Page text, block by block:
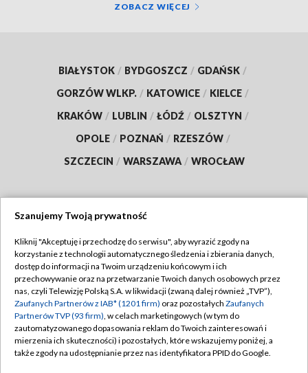
ZOBACZ WIĘCEJ
BIAŁYSTOK / BYDGOSZCZ / GDAŃSK /
GORZÓW WLKP. / KATOWICE / KIELCE /
KRAKÓW / LUBLIN / ŁÓDŹ / OLSZTYN /
OPOLE / POZNAŃ / RZESZÓW /
SZCZECIN / WARSZAWA / WROCŁAW
TVP
Abonament TVP
Emisja w TVP
Centrum informacji TVP
Naziemna Telewizja Cyfrowa
Regulamin TVP
Polityka prywatności
Moje zgody
Pomoc
Szanujemy Twoją prywatność
Kliknij "Akceptuję i przechodzę do serwisu", aby wyrazić zgody na
korzystanie z technologii automatycznego śledzenia i zbierania danych,
dostęp do informacji na Twoim urządzeniu końcowym i ich
przechowywanie oraz na przetwarzanie Twoich danych osobowych przez
nas, czyli Telewizję Polską S.A. w likwidacji (zwaną dalej również „TVP”),
Zaufanych Partnerów z IAB* (1201 firm) oraz pozostałych Zaufanych
Partnerów TVP (93 firm), w celach marketingowych (w tym do
zautomatyzowanego dopasowania reklam do Twoich zainteresowań i
mierzenia ich skuteczności) i pozostałych, które wskazujemy poniżej, a
także zgody na udostępnianie przez nas identyfikatora PPID do Google.